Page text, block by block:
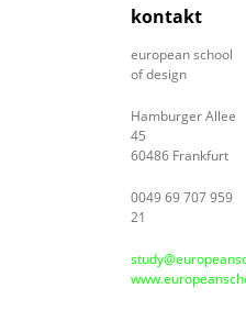
kontakt
european school
of design
Hamburger Allee
45
60486 Frankfurt
0049 69 707 959
21